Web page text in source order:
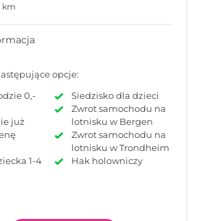
km
opcje:
0,-
1-4
Siedzisko dla dzieci
Zwrot samochodu na
lotnisku w Bergen
Zwrot samochodu na
lotnisku w Trondheim
Hak holowniczy